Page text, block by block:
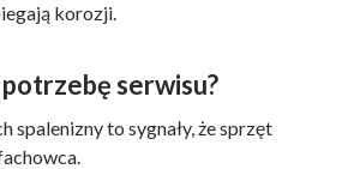
korozji.
serwisu?
spalenizny to sygnały, że sprzęt